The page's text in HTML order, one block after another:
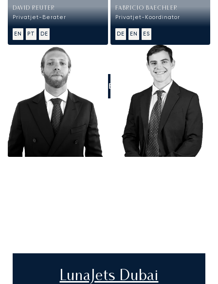
DAVID REUTER
Privatjet-Berater
EN PT DE
FABRICIO BAECHLER
Privatjet-Koordinator
DE EN ES
RUFEN SIE UNS AN
LunaJets Dubai